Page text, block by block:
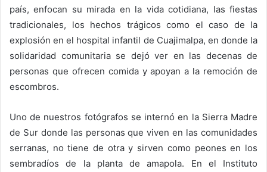
país, enfocan su mirada en la vida cotidiana, las fiestas
tradicionales, los hechos trágicos como el caso de la
explosión en el hospital infantil de Cuajimalpa, en donde la
solidaridad comunitaria se dejó ver en las decenas de
personas que ofrecen comida y apoyan a la remoción de
escombros.
Uno de nuestros fotógrafos se internó en la Sierra Madre
de Sur donde las personas que viven en las comunidades
serranas, no tiene de otra y sirven como peones en los
sembradíos de la planta de amapola. En el Instituto